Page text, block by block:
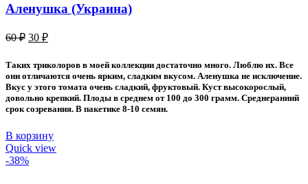
Аленушка (Украина)
60₽ Первоначальная
60 ₽.
30 ₽Текущая
30 ₽.
Таких триколоров в моей коллекции достаточно много. Люблю их. Все
они отличаются очень ярким, сладким вкусом. Аленушка не исключение.
Вкус у этого томата очень сладкий, фруктовый. Куст высокорослый,
довольно крепкий. Плоды в среднем от 100 до 300 грамм. Среднеранний
срок созревания. В пакетике 8-10 семян.
В корзину
Quick view
-38%